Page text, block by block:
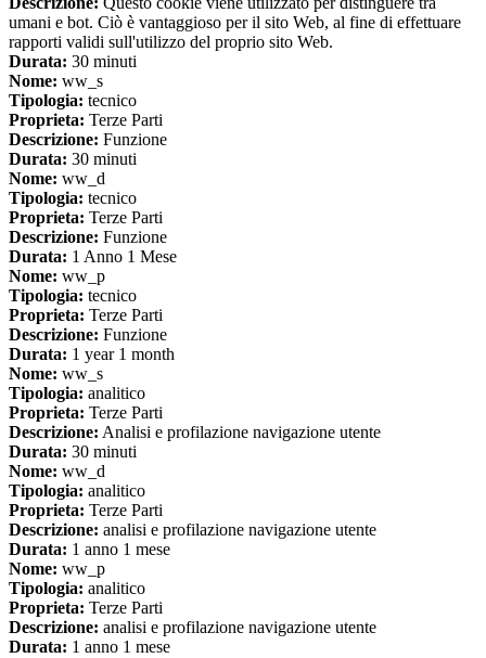
umani e bot. Ciò è vantaggioso per il sito Web, al fine di effettuare
rapporti validi sull'utilizzo del proprio sito Web.
Durata: 30 minuti
Nome: ww_s
Tipologia: tecnico
Proprieta: Terze Parti
Descrizione: Funzione
Durata: 30 minuti
Nome: ww_d
Tipologia: tecnico
Proprieta: Terze Parti
Descrizione: Funzione
Durata: 1 Anno 1 Mese
Nome: ww_p
Tipologia: tecnico
Proprieta: Terze Parti
Descrizione: Funzione
Durata: 1 year 1 month
Nome: ww_s
Tipologia: analitico
Proprieta: Terze Parti
Descrizione: Analisi e profilazione navigazione utente
Durata: 30 minuti
Nome: ww_d
Tipologia: analitico
Proprieta: Terze Parti
Descrizione: analisi e profilazione navigazione utente
Durata: 1 anno 1 mese
Nome: ww_p
Tipologia: analitico
Proprieta: Terze Parti
Descrizione: analisi e profilazione navigazione utente
Durata: 1 anno 1 mese